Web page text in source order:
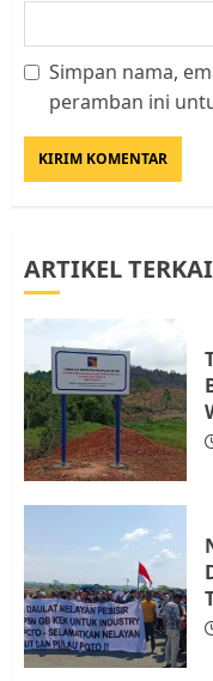
Simpan nama,
peramban ini
ARTIKEL
4
5